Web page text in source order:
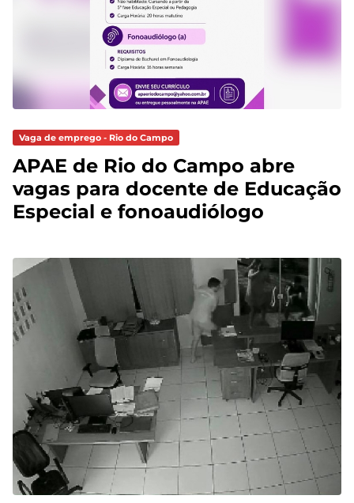
Vaga de emprego - Rio do Campo
APAE de Rio do Campo abre
vagas para docente de Educação
Especial e fonoaudiólogo